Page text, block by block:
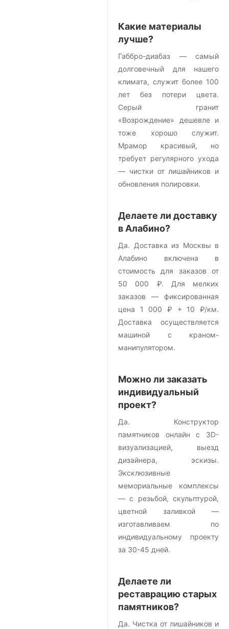
Какие материалы
лучше?
Габбро-диабаз — самый
долговечный для нашего
климата, служит более 100
лет без потери цвета.
Серый гранит
«Возрождение» дешевле и
тоже хорошо служит.
Мрамор красивый, но
требует регулярного ухода
— чистки от лишайников и
обновления полировки.
Делаете ли доставку
в Алабино?
Да. Доставка из Москвы в
Алабино включена в
стоимость для заказов от
50 000 ₽. Для мелких
заказов — фиксированная
цена 1 000 ₽ + 10 ₽/км.
Доставка осуществляется
машиной с краном-
манипулятором.
Можно ли заказать
индивидуальный
проект?
Да. Конструктор
памятников онлайн с 3D-
визуализацией, выезд
дизайнера, эскизы.
Эксклюзивные
мемориальные комплексы
— с резьбой, скульптурой,
цветной заливкой —
изготавливаем по
индивидуальному проекту
за 30-45 дней.
Делаете ли
реставрацию старых
памятников?
Да. Чистка от лишайников и